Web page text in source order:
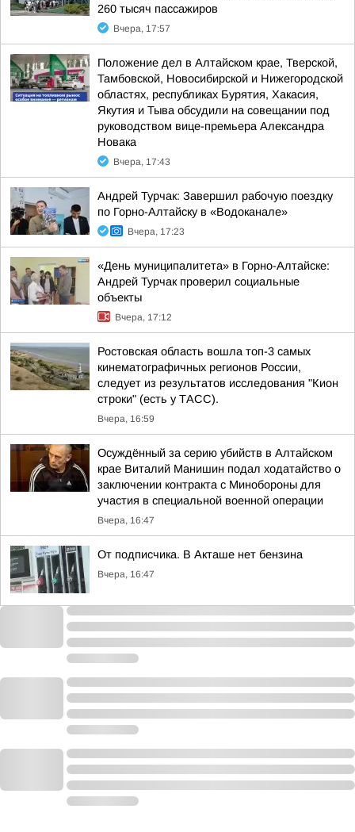
260 тысяч пассажиров
Вчера, 17:57
Положение дел в Алтайском крае, Тверской,
Тамбовской, Новосибирской и Нижегородской
областях, республиках Бурятия, Хакасия,
Якутия и Тыва обсудили на совещании под
руководством вице-премьера Александра
Новака
Вчера, 17:43
Андрей Турчак: Завершил рабочую поездку
по Горно-Алтайску в «Водоканале»
Вчера, 17:23
«День муниципалитета» в Горно-Алтайске:
Андрей Турчак проверил социальные
объекты
Вчера, 17:12
Ростовская область вошла топ-3 самых
кинематографичных регионов России,
следует из результатов исследования "Кион
строки" (есть у ТАСС).
Вчера, 16:59
Осуждённый за серию убийств в Алтайском
крае Виталий Манишин подал ходатайство о
заключении контракта с Минобороны для
участия в специальной военной операции
Вчера, 16:47
От подписчика. В Акташе нет бензина
Вчера, 16:47